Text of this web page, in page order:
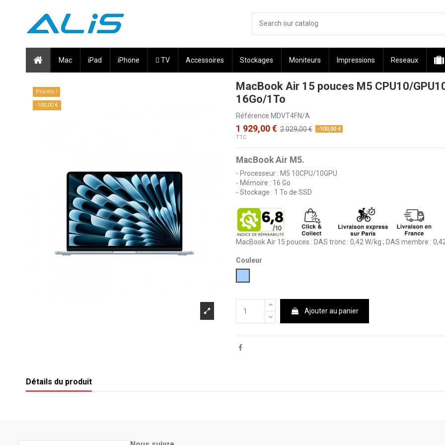
Mac iPad iPhone  TV Accessoires Stockages Moniteurs Impressions Reseaux
Promo !
-100,00 €
MacBook Air 15 pouces M5 CPU10/
16Go/1To
Référence MDVT4FN/A
1 929,00 € 2 029,00 €
-100,00 €
TTC
MacBook Air M5.
- Processeur : M5 10CPU/10GPU
- Mémoire : 16 Go
- Stockage : 1 To de SSD
MacBook Air 15 pouces : DAS tronc : 0,42 W/kg ; DAS membre :
Couleur
Ajouter au panier
Détails du produit